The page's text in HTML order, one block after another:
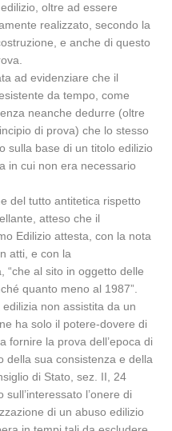
oltre ad essere
realizzato, secondo la
e anche di questo
ad evidenziare che il
da tempo, come
neanche dedurre (oltre
di prova) che lo stesso
sulla base di un titolo edilizio
in cui non era necessario
del tutto antitetica rispetto
atteso che il
Edilizio attesta, con la nota
atti, e con la
“che al sito in oggetto delle
quanto meno al 1987”.
non assistita da un
ha solo il potere-dovere di
fornire la prova dell’epoca di
della sua consistenza e della
di Stato, sez. II, 24
l’onere di
di un abuso edilizio